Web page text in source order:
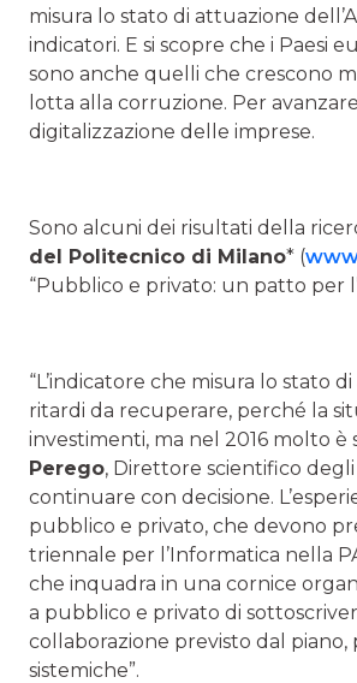
misura lo stato di attuazione
indicatori. E si scopre che i Paesi
sono anche quelli che crescono
lotta alla corruzione. Per
digitalizzazione delle imprese.
Sono alcuni dei risultati della
del Politecnico di Milano* (
“Pubblico e privato: un patto per
“L’indicatore che misura lo stato
ritardi da recuperare, perché la
investimenti, ma nel 2016 molto
Perego, Direttore scientifico
continuare con decisione.
pubblico e privato, che devono
triennale per l’Informatica nella
che inquadra in una cornice
a pubblico e privato di
collaborazione previsto dal
sistemiche”.